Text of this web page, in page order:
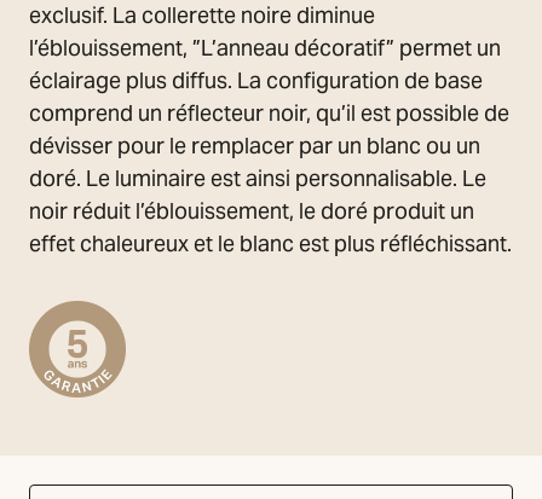
exclusif. La collerette noire diminue
l’éblouissement, ”L’anneau décoratif” permet un
éclairage plus diffus. La configuration de base
comprend un réflecteur noir, qu’il est possible de
dévisser pour le remplacer par un blanc ou un
doré. Le luminaire est ainsi personnalisable. Le
noir réduit l’éblouissement, le doré produit un
effet chaleureux et le blanc est plus réfléchissant.